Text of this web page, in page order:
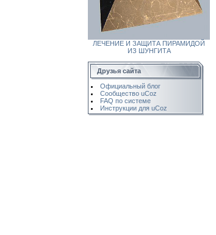
ЛЕЧЕНИЕ И ЗАЩИТА ПИРАМИДОЙ
ИЗ ШУНГИТА
Друзья сайта
Официальный блог
Сообщество uCoz
FAQ по системе
Инструкции для uCoz